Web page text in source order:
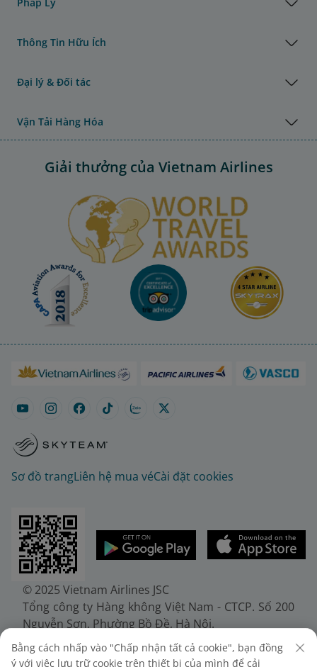
Thông Tin Hữu Ích
Đại lý & Đối tác
Vận Tải Hàng Hóa
Giải thưởng của Vietnam Airlines
Sơ đồ trangLiên hệ mua véCài đặt cookies
© 2025 Vietnam Airlines JSC
Tổng công ty Hàng không Việt Nam - CTCP. Số 200
Nguyễn Sơn, Phường Bồ Đề, Hà Nội.
Điện thoại: (+84-24) 38272289. Fax: (+84-24)
38722375
Bằng cách nhấp vào "Chấp nhận tất cả cookie", bạn đồng
ý với việc lưu trữ cookie trên thiết bị của mình để cải